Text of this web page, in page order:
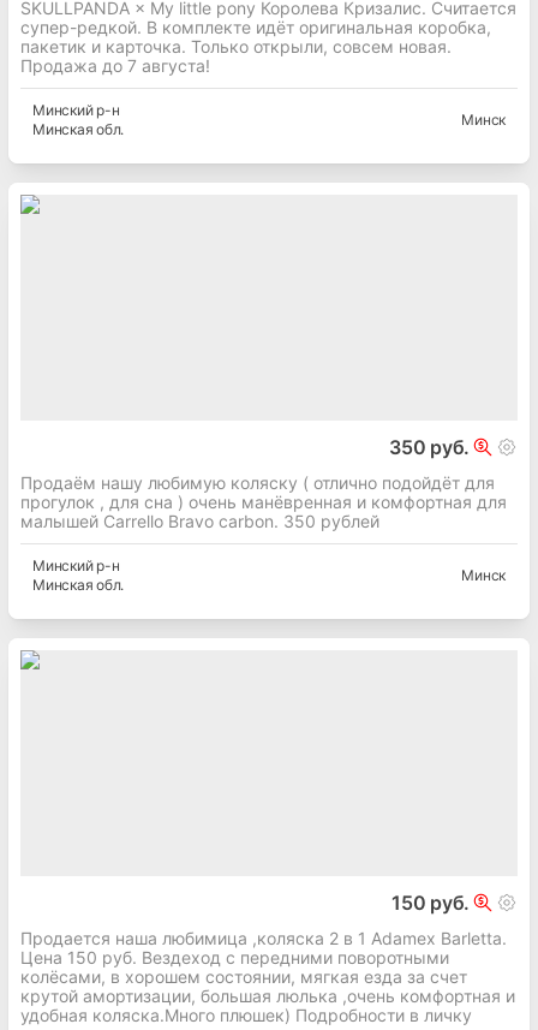
SKULLPANDA × My little pony Королева Кризалис. Считается
супер-редкой. В комплекте идёт оригинальная коробка,
пакетик и карточка. Только открыли, совсем новая.
Продажа до 7 августа!
Минскийр-н
Минская обл.
Минск
350 руб.
Продаём нашу любимую коляску ( отлично подойдёт для
прогулок , для сна ) очень манёвренная и комфортная для
малышей Carrello Bravo carbon. 350 рублей
Минскийр-н
Минская обл.
Минск
150 руб.
Продается наша любимица ,коляска 2 в 1 Adamex Barletta.
Цена 150 руб. Вездеход с передними поворотными
колёсами, в хорошем состоянии, мягкая езда за счет
крутой амортизации, большая люлька ,очень комфортная и
удобная коляска.Много плюшек) Подробности в личку